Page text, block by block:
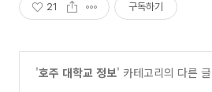
21 구독하기
'호주 대학교 정보' 카테고리의 다른 글